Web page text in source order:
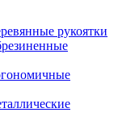
рукоятки